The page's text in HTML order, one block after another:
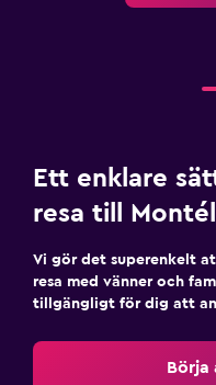
Ett enklare
resa till
Vi gör det superenkelt
resa med vänner och
tillgängligt för dig att
Börja